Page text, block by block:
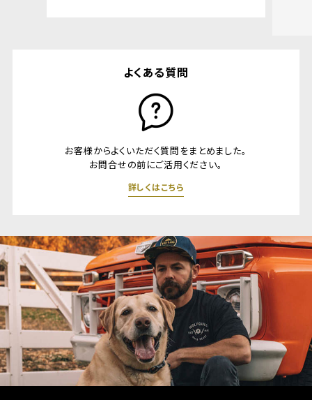
よくある質問
お客様からよくいただく質問をまとめました。
お問合せの前にご活用ください。
詳しくはこちら